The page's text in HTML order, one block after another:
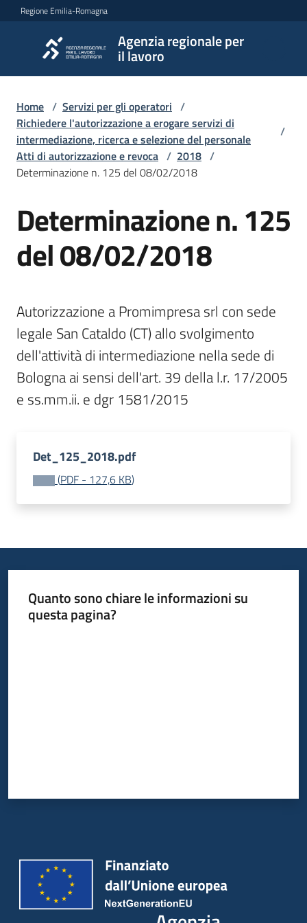
Vai al contenuto
Vai alla navigazione
Vai al footer
Regione Emilia-Romagna
Agenzia regionale per
il lavoro
Agenzia
regionale
per il
lavoro
L'Agenzia
Novità
Servizi
I
centri
per
l'impiego
Lavoro
Seguici
Home / Servizi per gli operatori /
Richiedere l'autorizzazione a erogare servizi di
intermediazione, ricerca e selezione del personale
/
Atti di autorizzazione e revoca / 2018 /
Determinazione n. 125 del 08/02/2018
Determinazione n. 125
del 08/02/2018
Autorizzazione a Promimpresa srl con sede
legale San Cataldo (CT) allo svolgimento
dell'attività di intermediazione nella sede di
Bologna ai sensi dell'art. 39 della l.r. 17/2005
Det_125_2018.pdf
(PDF - 127,6 KB)
Quanto sono chiare le informazioni su
questa pagina?